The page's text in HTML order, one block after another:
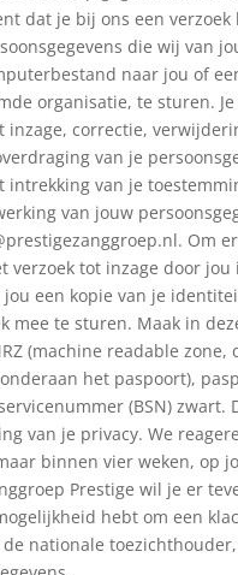
dat je bij ons een
die wij van
naar jou of
organisatie, te sturen.
inzage, correctie,
van je
intrekking van je
van jouw
Om
verzoek tot inzage door jou
een kopie van je
mee te sturen. Maak in
(machine readable zone,
het paspoort),
(BSN) zwart.
van je privacy. We
binnen vier weken, op
Prestige wil je er
hebt om een
nationale